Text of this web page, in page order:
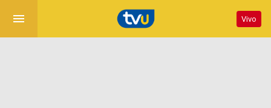
menu Vivo